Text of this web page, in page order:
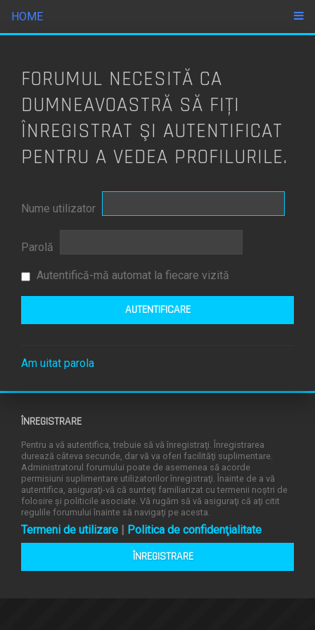
HOME
FORUMUL NECESITĂ CA
DUMNEAVOASTRĂ SĂ FIŢI
ÎNREGISTRAT ŞI AUTENTIFICAT
PENTRU A VEDEA PROFILURILE.
Nume utilizator
Parolă
Autentifică-mă automat la fiecare vizită
Am uitat parola
ÎNREGISTRARE
Pentru a vă autentifica, trebuie să vă înregistraţi. Înregistrarea
durează câteva secunde, dar vă va oferi facilităţi suplimentare.
Administratorul forumului poate de asemenea să acorde
permisiuni suplimentare utilizatorilor înregistraţi. Înainte de a vă
autentifica, asiguraţi-vă că sunteţi familiarizat cu termenii noştri de
folosire şi politicile asociate. Vă rugăm să vă asiguraţi că aţi citit
regulile forumului înainte să navigaţi pe acesta.
Termeni de utilizare | Politica de confidenţialitate
ÎNREGISTRARE